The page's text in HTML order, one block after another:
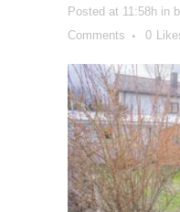
Posted at 11:58h in
Comments
0